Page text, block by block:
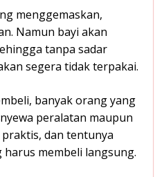
menggemaskan,
Namun bayi akan
tanpa sadar
segera tidak terpakai.
banyak orang yang
peralatan maupun
dan tentunya
membeli langsung.